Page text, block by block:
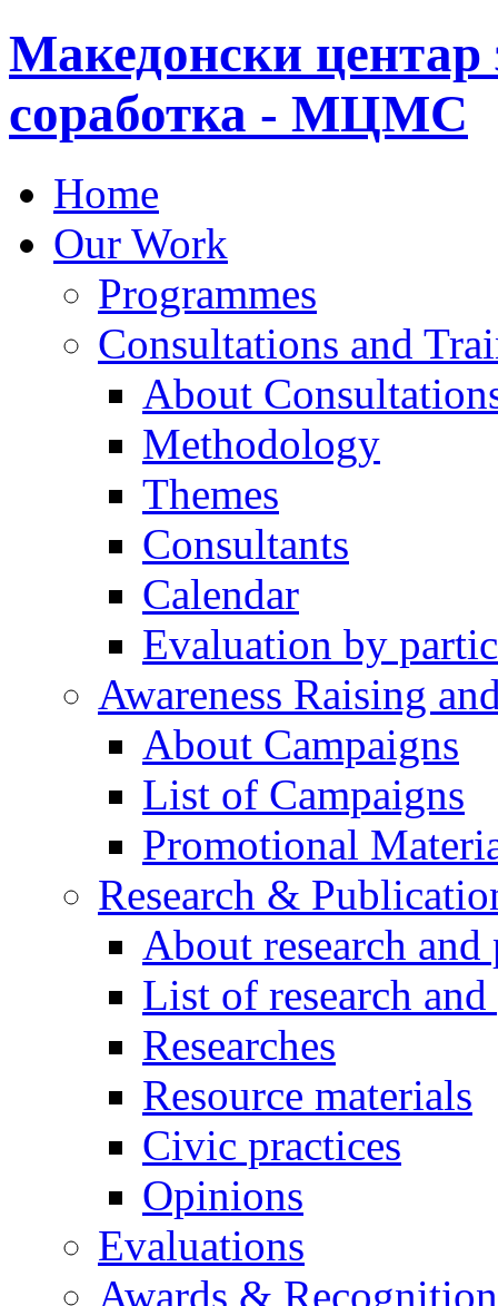
Македонски центар
соработка - МЦМС
Home
Our Work
Programmes
Consultations and
About
Methodology
Themes
Consultants
Calendar
Evaluation by
Awareness Raising
About Campaigns
List of Campaigns
Promotional
Research &
About research
List of research
Researches
Resource materials
Civic practices
Opinions
Evaluations
Awards &